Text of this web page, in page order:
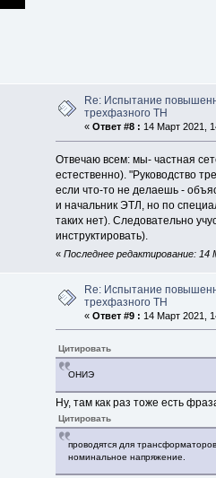
Re: Испытание
трехфазного ТН
« Ответ #8 : 14 Март 2021,
Отвечаю всем: мы- частная
естественно). "Руководство
если что-то не делаешь -
и начальник ЭТЛ, но по
таких нет). Следовательно
инструктировать).
« Последнее редактирование:
Re: Испытание
трехфазного ТН
« Ответ #9 : 14 Март 2021,
Цитировать
ОНИЭ
Ну, там как раз тоже есть
Цитировать
проводятся для
номинальное напряжение.